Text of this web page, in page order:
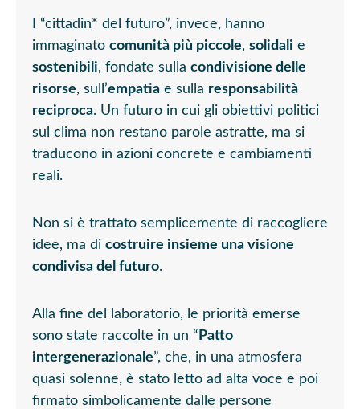
I “cittadin* del futuro”, invece, hanno
immaginato comunità più piccole, solidali e
sostenibili, fondate sulla condivisione delle
risorse, sull’empatia e sulla responsabilità
reciproca. Un futuro in cui gli obiettivi politici
sul clima non restano parole astratte, ma si
traducono in azioni concrete e cambiamenti
reali.
Non si è trattato semplicemente di raccogliere
idee, ma di costruire insieme una visione
condivisa del futuro.
Alla fine del laboratorio, le priorità emerse
sono state raccolte in un “ Patto
intergenerazionale”, che, in una atmosfera
quasi solenne, è stato letto ad alta voce e poi
firmato simbolicamente dalle persone